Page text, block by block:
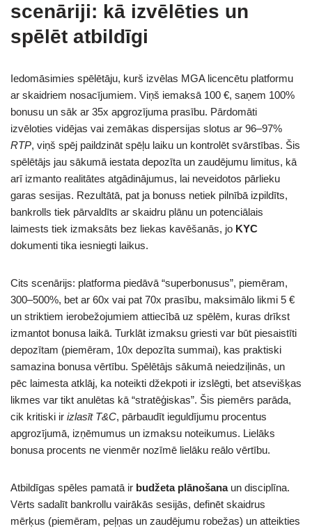
scenāriji: kā izvēlēties un
spēlēt atbildīgi
Iedomāsimies spēlētāju, kurš izvēlas MGA licencētu platformu
ar skaidriem nosacījumiem. Viņš iemaksā 100 €, saņem 100%
bonusu un sāk ar 35x apgrozījuma prasību. Pārdomāti
izvēloties vidējas vai zemākas dispersijas slotus ar 96–97%
RTP, viņš spēj paildzināt spēļu laiku un kontrolēt svārstības. Šis
spēlētājs jau sākumā iestata depozīta un zaudējumu limitus, kā
arī izmanto realitātes atgādinājumus, lai neveidotos pārlieku
garas sesijas. Rezultātā, pat ja bonuss netiek pilnībā izpildīts,
bankrolls tiek pārvaldīts ar skaidru plānu un potenciālais
laimests tiek izmaksāts bez liekas kavēšanās, jo KYC
dokumenti tika iesniegti laikus.
Cits scenārijs: platforma piedāvā “superbonusus”, piemēram,
300–500%, bet ar 60x vai pat 70x prasību, maksimālo likmi 5 €
un striktiem ierobežojumiem attiecībā uz spēlēm, kuras drīkst
izmantot bonusa laikā. Turklāt izmaksu griesti var būt piesaistīti
depozītam (piemēram, 10x depozīta summai), kas praktiski
samazina bonusa vērtību. Spēlētājs sākumā neiedziļinās, un
pēc laimesta atklāj, ka noteikti džekpoti ir izslēgti, bet atsevišķas
likmes var tikt anulētas kā “stratēģiskas”. Šis piemērs parāda,
cik kritiski ir izlasīt T&C, pārbaudīt ieguldījumu procentus
apgrozījumā, izņēmumus un izmaksu noteikumus. Lielāks
bonusa procents ne vienmēr nozīmē lielāku reālo vērtību.
Atbildīgas spēles pamatā ir budžeta plānošanaun disciplīna.
Vērts sadalīt bankrollu vairākās sesijās, definēt skaidrus
mērķus (piemēram, peļņas un zaudējumu robežas) un atteikties